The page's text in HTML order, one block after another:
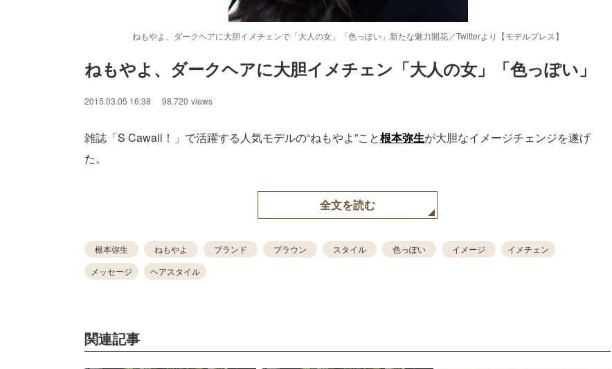
ねもやよ、ダークヘアに大胆イメチェンで「大人の女」「色っぽい」新たな魅力開花／Twitterより【モデルプレス】
ねもやよ、ダークヘアに大胆イメチェン「大人の女」「色っぽい」
2015.03.05 16:38 98,720 views
雑誌「S Cawaii！」で活躍する人気モデルの“ねもやよ”こと根本弥生が大胆なイメージチェンジを遂げ
た。
全文を読む
根本弥生 ねもやよ ブランド ブラウン スタイル 色っぽい イメージ
イメチェン
メッセージ
ヘアスタイル
関連記事